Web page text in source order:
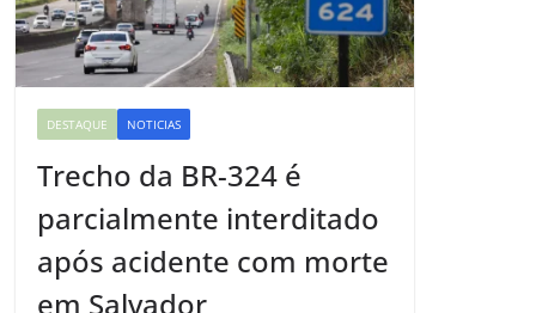
DESTAQUE NOTICIAS
Trecho da BR-324 é
parcialmente interditado
após acidente com morte
em Salvador